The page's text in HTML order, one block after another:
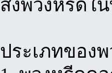
ส่งพวงหรีดใ
ประเภทของ